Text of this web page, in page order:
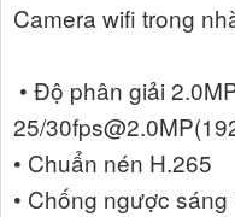
Camera wifi trong
• Độ phân giải
25/
• Chuẩn nén H.265
• Chống ngược